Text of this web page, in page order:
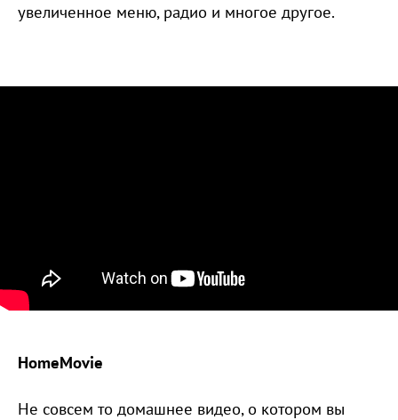
увеличенное меню, радио и многое другое.
HomeMovie
Не совсем то домашнее видео, о котором вы